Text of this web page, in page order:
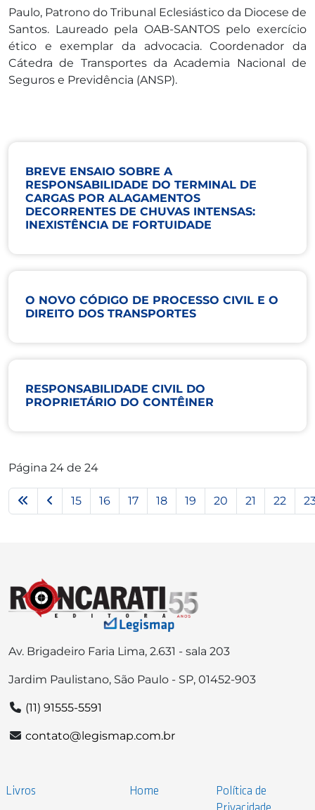
Paulo, Patrono do Tribunal Eclesiástico da Diocese de
Santos. Laureado pela OAB-SANTOS pelo exercício
ético e exemplar da advocacia. Coordenador da
Cátedra de Transportes da Academia Nacional de
Seguros e Previdência (ANSP).
BREVE ENSAIO SOBRE A
RESPONSABILIDADE DO TERMINAL DE
CARGAS POR ALAGAMENTOS
DECORRENTES DE CHUVAS INTENSAS:
INEXISTÊNCIA DE FORTUIDADE
O NOVO CÓDIGO DE PROCESSO CIVIL E O
DIREITO DOS TRANSPORTES
RESPONSABILIDADE CIVIL DO
PROPRIETÁRIO DO CONTÊINER
Página 24 de 24
15 16 17 18 19 20 21 22
Av. Brigadeiro Faria Lima, 2.631 - sala 203
Jardim Paulistano, São Paulo - SP, 01452-903
(11) 91555-5591
contato@legismap.com.br
Livros Home
Política de